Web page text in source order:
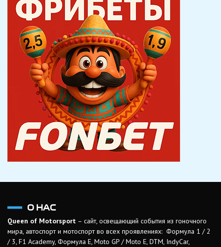
О НАС
Queen of Motorsport – сайт, освещающий события из гоночного
мира, автоспорт и мотоспорт во всех проявлениях: Формула 1 / 2
/ 3, F1 Academy, Формула Е, Moto GP / Moto E, DTM, IndyCar,